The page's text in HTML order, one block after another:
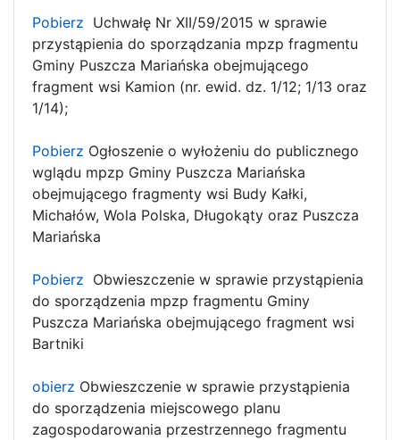
Pobierz Uchwałę Nr XII/59/2015 w sprawie
przystąpienia do sporządzania mpzp fragmentu
Gminy Puszcza Mariańska obejmującego
fragment wsi Kamion (nr. ewid. dz. 1/12; 1/13 oraz
1/14);
Pobierz Ogłoszenie o wyłożeniu do publicznego
wglądu mpzp Gminy Puszcza Mariańska
obejmującego fragmenty wsi Budy Kałki,
Michałów, Wola Polska, Długokąty oraz Puszcza
Mariańska
Pobierz Obwieszczenie w sprawie przystąpienia
do sporządzenia mpzp fragmentu Gminy
Puszcza Mariańska obejmującego fragment wsi
Bartniki
obierz Obwieszczenie w sprawie przystąpienia
do sporządzenia miejscowego planu
zagospodarowania przestrzennego fragmentu